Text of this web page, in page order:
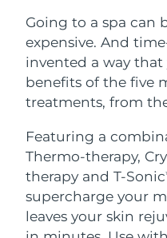
Going to a spa can
expensive. And
invented a way
benefits of the five
treatments, from
Featuring a
Thermo-therapy,
therapy and T-Sonic
supercharge your
leaves your skin
Anti-aging
LUNA™
Massage,
LUNA™
For men,
BEAR™
BEAR™
Återfuktning
UFO™
UFO™ 3
Near-
device
issa™ 4
issa™ 4
Smart
Anti-aging
Bermuda
Bosnien och
Hercegovina
Brunei
Bulgarien
Kanada
Chile